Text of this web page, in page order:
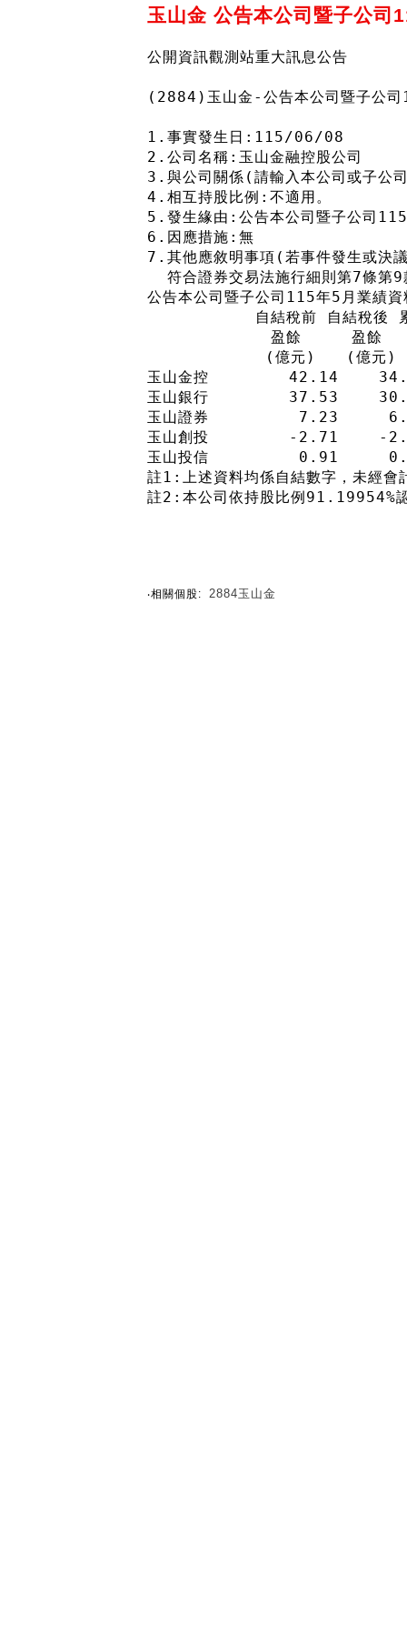
玉山金 公告本公司暨子公司
公開資訊觀測站重大訊息公告
(2884)玉山金-公告本公司暨子公司
1.事實發生日:115/06/08
2.公司名稱:玉山金融控股公司
3.與公司關係(請輸入本公司或子公
4.相互持股比例:不適用。
5.發生緣由:公告本公司暨子公司
6.因應措施:無
7.其他應敘明事項(若事件發生或決
符合證券交易法施行細則第7條第
公告本公司暨子公司115年5月業績資
自結稅前 自結稅後 累積
盈餘     盈餘     純
(億元)   (億元)   (
玉山金控        42.14
玉山銀行        37.53
玉山證券         7.23
玉山創投        -2.71    -
玉山投信         0.91
註1:上述資料均係自結數字，未經
註2:本公司依持股比例91.19954%
‧相關個股: 2884玉山金